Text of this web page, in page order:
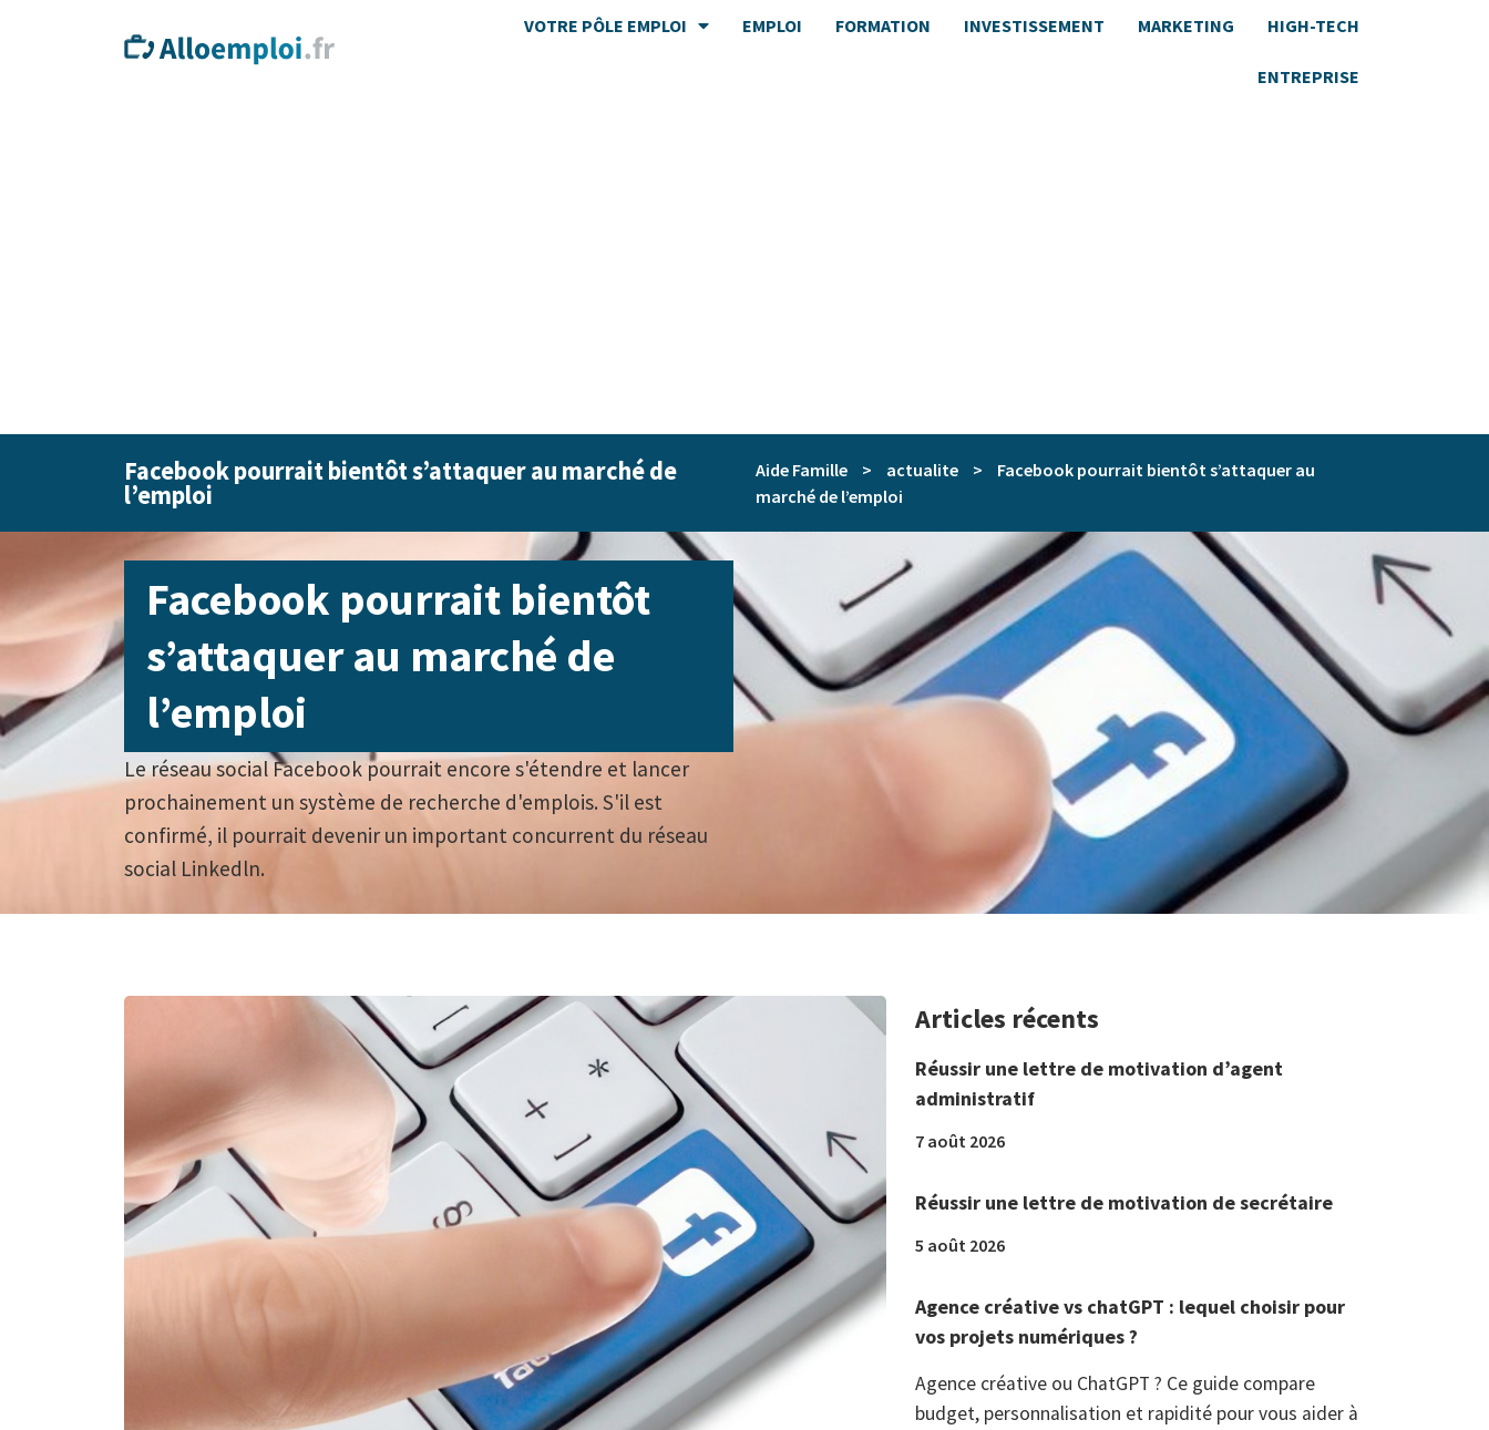
VOTRE PÔLE EMPLOI EMPLOI FORMATION INVESTISSEMENT MARKETING HIGH-TECH
ENTREPRISE
Facebook pourrait bientôt s’attaquer au marché de
l’emploi
Aide Famille > actualite >
Facebook pourrait bientôt s’attaquer au
marché de l’emploi
Facebook pourrait bientôt
s’attaquer au marché de
l’emploi
Le réseau social Facebook pourrait encore s'étendre et lancer
prochainement un système de recherche d'emplois. S'il est
confirmé, il pourrait devenir un important concurrent du réseau
social Linkedln.
Articles récents
Réussir une lettre de motivation d’agent
administratif
7 août 2026
Réussir une lettre de motivation de secrétaire
5 août 2026
Agence créative vs chatGPT : lequel choisir pour
vos projets numériques ?
Agence créative ou ChatGPT ? Ce guide compare
budget, personnalisation et rapidité pour vous aider à